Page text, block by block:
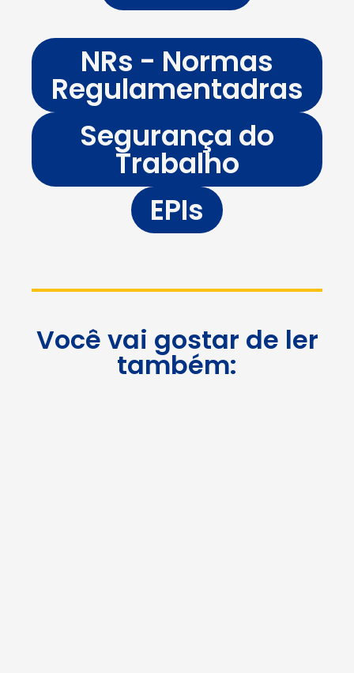
NRs - Normas
Regulamentadras
Segurança do
Trabalho
EPIs
Você vai gostar de ler
também: